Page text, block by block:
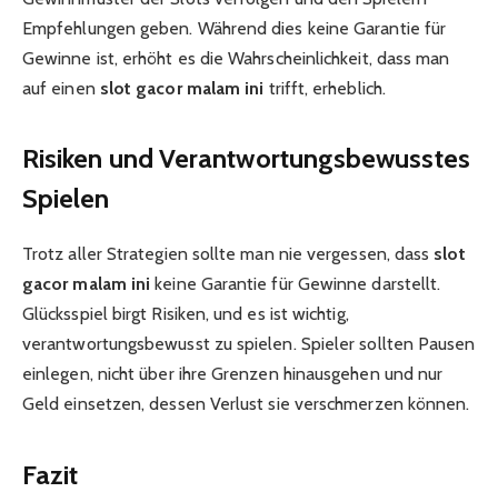
Empfehlungen geben. Während dies keine Garantie für
Gewinne ist, erhöht es die Wahrscheinlichkeit, dass man
auf einen slot gacor malam ini trifft, erheblich.
Risiken und Verantwortungsbewusstes
Spielen
Trotz aller Strategien sollte man nie vergessen, dass slot
gacor malam ini keine Garantie für Gewinne darstellt.
Glücksspiel birgt Risiken, und es ist wichtig,
verantwortungsbewusst zu spielen. Spieler sollten Pausen
einlegen, nicht über ihre Grenzen hinausgehen und nur
Geld einsetzen, dessen Verlust sie verschmerzen können.
Fazit